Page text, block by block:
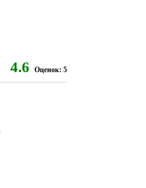
4.6 Оценок: 5